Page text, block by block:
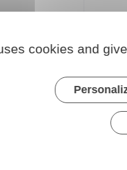
d'âge selon le type
la police
59 ans
62 ans
le lendemain du jour du 57
cookies and